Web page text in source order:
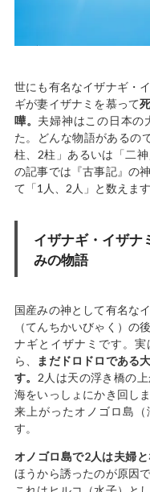
世にも有名なイザナギ・
ギが妻イザナミを慕って
嘩。 夫婦神はこの日本の
た。どんな物語があるの
柱、2柱」あるいは「二
の記事では『古事記』の
て「1人、2人」と数えます
イザナギ・イザナ
みの物語
国産みの神として有名な
（てんちかいびゃく）の
ナギとイザナミです。
ら、
まだドロドロである
す。 2人は天の浮き橋の
海をいっしょにかき回し
来上がったオノゴロ島
す。
オノゴロ島で2人は夫婦と
ほうから誘ったのが原因